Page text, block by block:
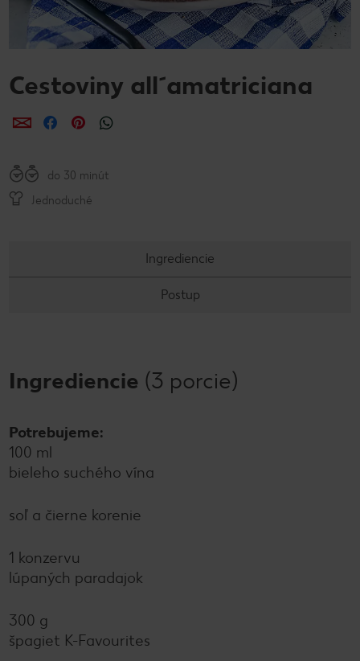
Cestoviny all´amatriciana
ZdieľaťZdieľaťZdieľať
do 30 minút
Jednoduché
Ingrediencie
Postup
Ingrediencie (3 porcie)
Potrebujeme:
100 ml
bieleho suchého vína
soľ a čierne korenie
1 konzervu
lúpaných paradajok
300 g
špagiet K-Favourites